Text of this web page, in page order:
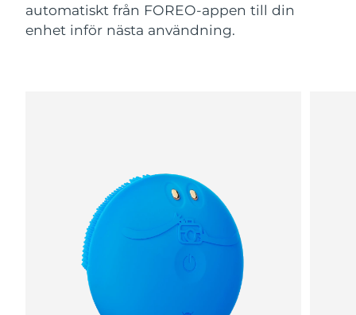
automatiskt från FOREO-appen till din
enhet inför nästa användning.